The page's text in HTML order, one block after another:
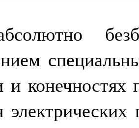
и
электрических